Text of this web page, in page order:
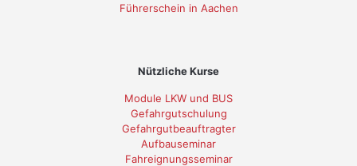
Führerschein in Aachen
Nützliche Kurse
Module LKW und BUS
Gefahrgutschulung
Gefahrgutbeauftragter
Aufbauseminar
Fahreignungsseminar